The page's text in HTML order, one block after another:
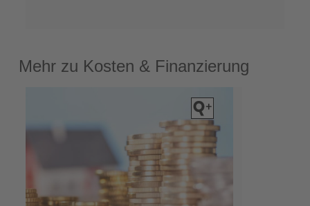
Mehr zu Kosten & Finanzierung